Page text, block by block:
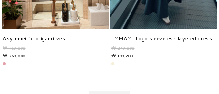
Asymmetric origami vest
￦ 769,000
￦ 769,000
[MMAM] Logo sleeveless layered dress
￦ 249,000
￦ 199,200